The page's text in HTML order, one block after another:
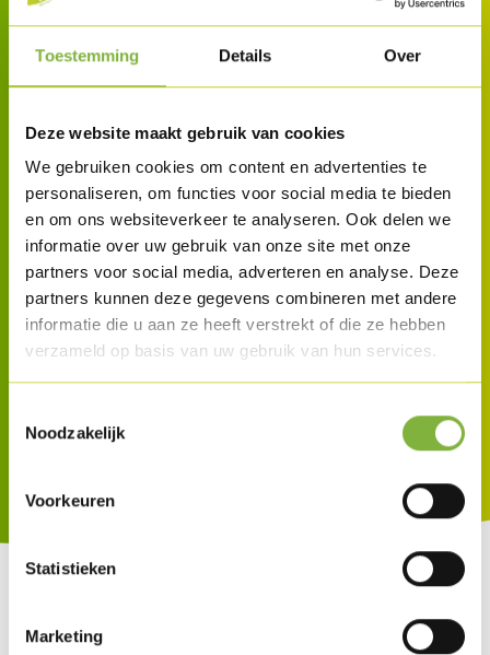
Toestemming Details Over
Deze website maakt gebruik van cookies
We gebruiken cookies om content en advertenties te
personaliseren, om functies voor social media te bieden
en om ons websiteverkeer te analyseren. Ook delen we
informatie over uw gebruik van onze site met onze
partners voor social media, adverteren en analyse. Deze
partners kunnen deze gegevens combineren met andere
informatie die u aan ze heeft verstrekt of die ze hebben
verzameld op basis van uw gebruik van hun services.
Noodzakelijk
Voorkeuren
Statistieken
Marketing
Volys Heule
Volys investeert in de toekomst en zet zijn
duurzame groei verder in Heule. In
verschillende fases gaat het zijn site in
Heule verder doorontwikkelen en op een
duurzame manier integreren in de
omgeving.